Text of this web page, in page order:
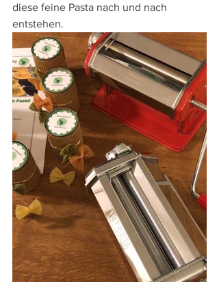
diese feine Pasta nach und nach
entstehen.